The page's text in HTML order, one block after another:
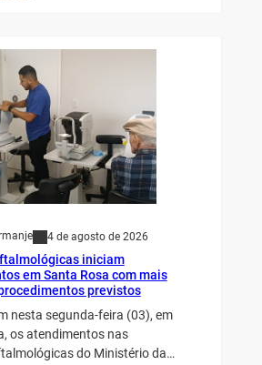
4 de agosto de 2026
iniciam
em Santa Rosa com mais
previstos
nesta segunda-feira (03), em
os atendimentos nas
do Ministério da…